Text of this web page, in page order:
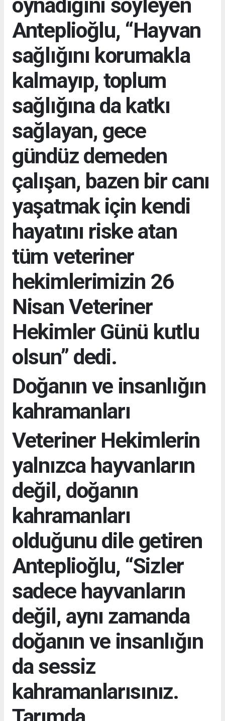
Anteplioğlu, “Hayvan
sağlığını korumakla
kalmayıp, toplum
sağlığına da katkı
sağlayan, gece
gündüz demeden
çalışan, bazen bir canı
yaşatmak için kendi
hayatını riske atan
tüm veteriner
hekimlerimizin 26
Nisan Veteriner
Hekimler Günü kutlu
olsun” dedi.
Doğanın ve insanlığın
kahramanları
Veteriner Hekimlerin
yalnızca hayvanların
değil, doğanın
kahramanları
olduğunu dile getiren
Anteplioğlu, “Sizler
sadece hayvanların
değil, aynı zamanda
doğanın ve insanlığın
da sessiz
kahramanlarısınız.